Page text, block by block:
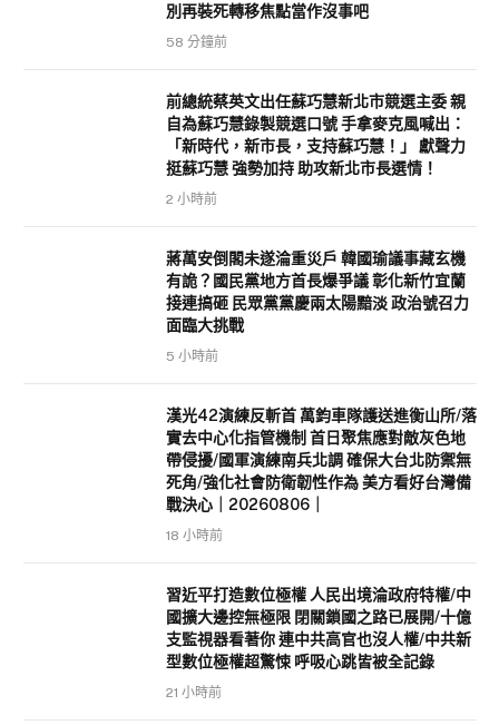
別再裝死轉移焦點當作沒事吧
58 分鐘前
前總統蔡英文出任蘇巧慧新北市競選主委 親
自為蘇巧慧錄製競選口號 手拿麥克風喊出：
「新時代，新市長，支持蘇巧慧！」 獻聲力
挺蘇巧慧 強勢加持 助攻新北市長選情！
2 小時前
蔣萬安倒閣未遂淪重災戶 韓國瑜議事藏玄機
有詭？國民黨地方首長爆爭議 彰化新竹宜蘭
接連搞砸 民眾黨黨慶兩太陽黯淡 政治號召力
面臨大挑戰
5 小時前
漢光42演練反斬首 萬鈞車隊護送進衡山所/落
實去中心化指管機制 首日聚焦應對敵灰色地
帶侵擾/國軍演練南兵北調 確保大台北防禦無
死角/強化社會防衛韌性作為 美方看好台灣備
戰決心｜20260806｜
18 小時前
習近平打造數位極權 人民出境淪政府特權/中
國擴大邊控無極限 閉關鎖國之路已展開/十億
支監視器看著你 連中共高官也沒人權/中共新
型數位極權超驚悚 呼吸心跳皆被全記錄
21 小時前